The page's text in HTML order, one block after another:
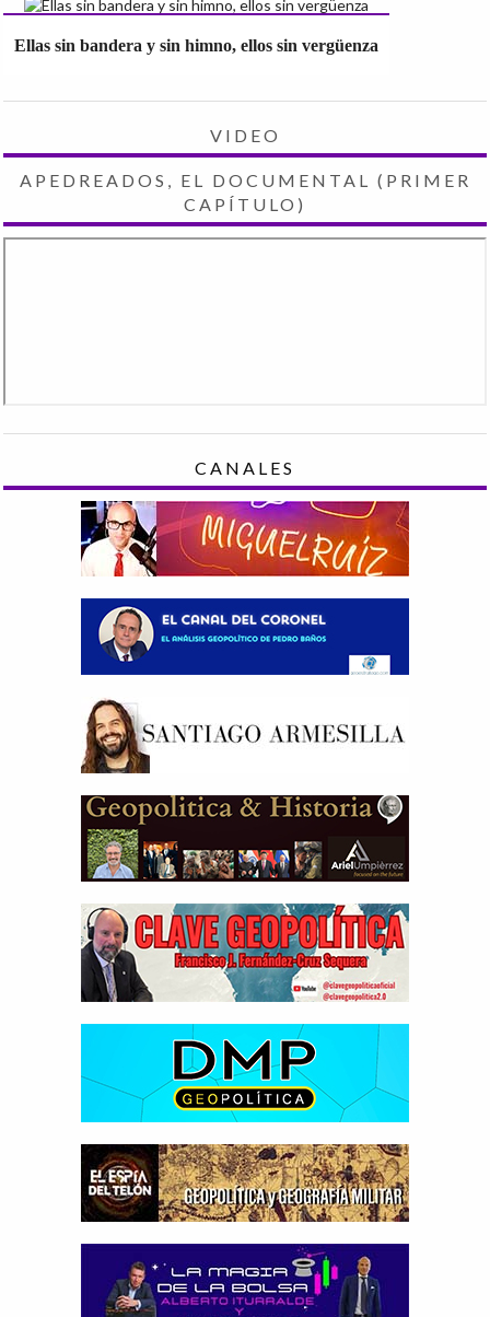
Ellas sin bandera y sin himno, ellos sin vergüenza
VIDEO
APEDREADOS, EL DOCUMENTAL (PRIMER
CAPÍTULO)
CANALES